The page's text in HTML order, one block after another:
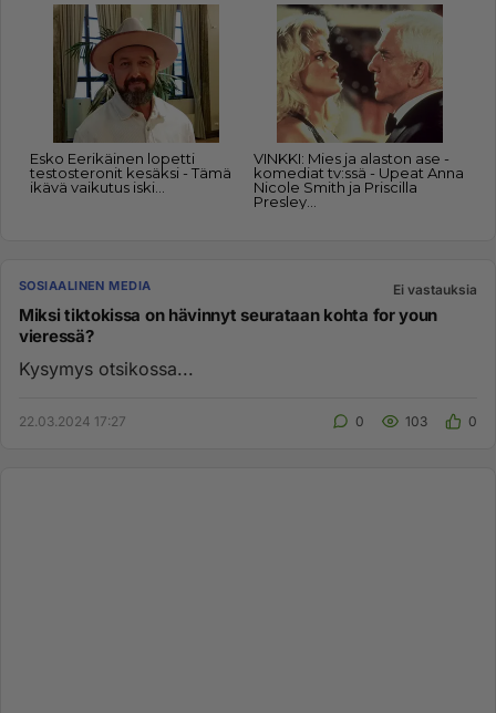
SOSIAALINEN MEDIA Ei vastauksia
Miksi tiktokissa on hävinnyt seurataan kohta for youn
vieressä?
Kysymys otsikossa...
22.03.2024 17:27 0 103 0